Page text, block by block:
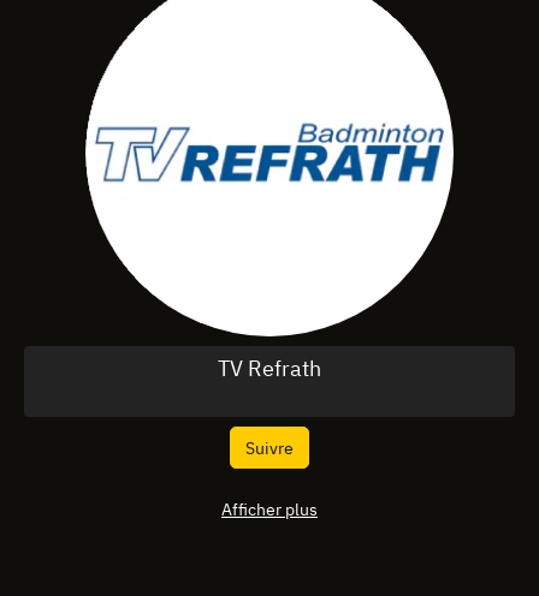
TV Refrath
Suivre
Afficher plus